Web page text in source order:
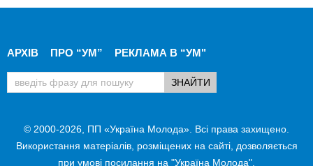
АРХІВ ПРО “УМ” РЕКЛАМА В “УМ"
© 2000-2026, ПП «Україна Молода». Всі права захищено.
Використання матеріалів, розміщених на сайті, дозволяється
при умові посилання на "Україна Молода".